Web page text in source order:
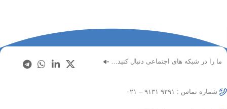
ما را در شبکه های اجتماعی دنبال کنید…
شماره تماس : ۹۲۹۱ ۹۱۳۱ – ۰۲۱